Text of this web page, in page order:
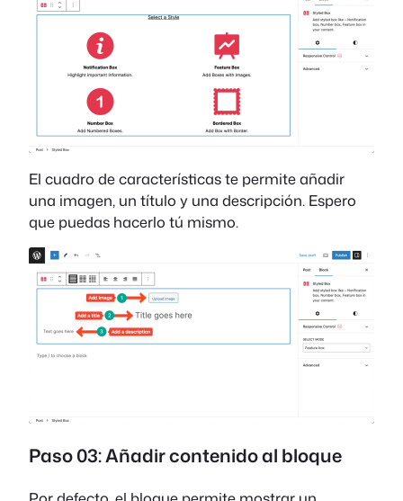
El cuadro de características te permite añadir
una imagen, un título y una descripción. Espero
que puedas hacerlo tú mismo.
Paso 03: Añadir contenido al bloque